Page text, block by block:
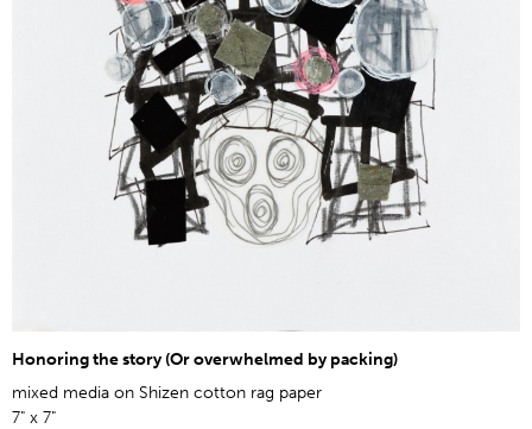
Honoring the story (Or overwhelmed by packing)
mixed media on Shizen cotton rag paper
7" x 7"